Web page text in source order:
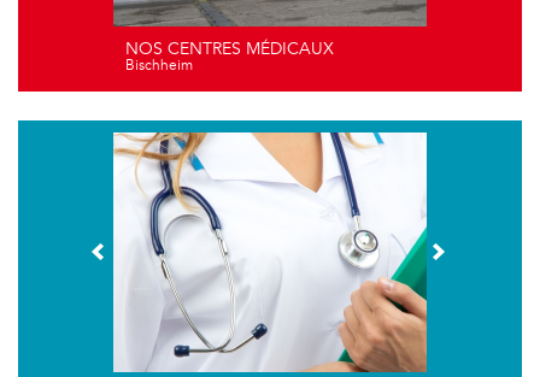
NOS CENTRES MÉDICAUX
Bischheim